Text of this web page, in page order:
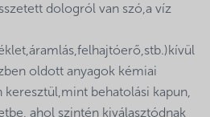
dologról van szó,a víz
oldott anyagok kémiai
keresztül,mint behatolási kapun,
ahol szintén kiválasztódnak